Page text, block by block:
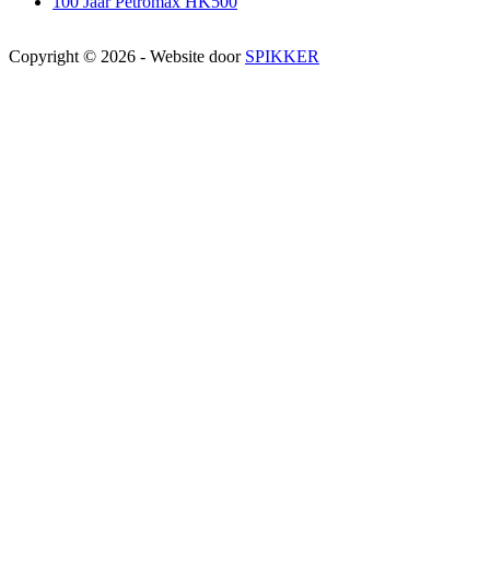
Copyright © 2026 - Website door SPIKKER